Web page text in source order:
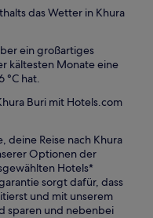
das Wetter in Khura
ein großartiges
kältesten Monate eine
°C hat.
Buri mit Hotels.com
deine Reise nach Khura
Optionen der
Hotels*
sorgt dafür, dass
und mit unserem
sparen und nebenbei